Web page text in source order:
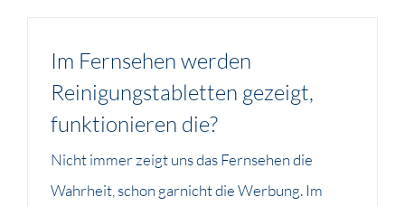
Im Fernsehen werden
Reinigungstabletten gezeigt,
funktionieren die?
Nicht immer zeigt uns das Fernsehen die
Wahrheit, schon garnicht die Werbung. Im